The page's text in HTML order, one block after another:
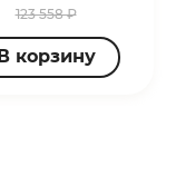
123 558 ₽
В корзину